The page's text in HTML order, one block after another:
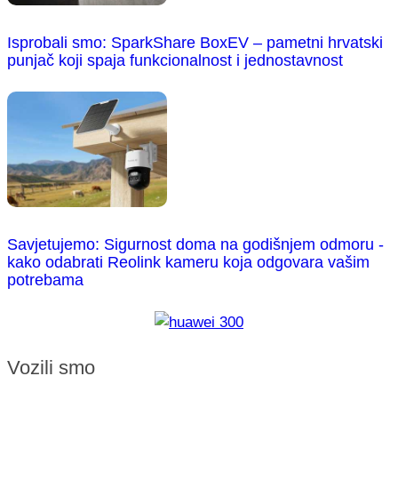
Isprobali smo: SparkShare BoxEV – pametni hrvatski
punjač koji spaja funkcionalnost i jednostavnost
Savjetujemo: Sigurnost doma na godišnjem odmoru -
kako odabrati Reolink kameru koja odgovara vašim
potrebama
Vozili smo